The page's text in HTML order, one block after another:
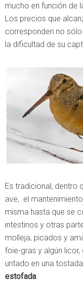
mucho en función de
Los precios que
corresponden no
la dificultad de su
Es tradicional, dentro
ave, el
misma hasta que se
intestinos y otras
molleja, picados y
foie-gras y algún
untado en una
estofada.